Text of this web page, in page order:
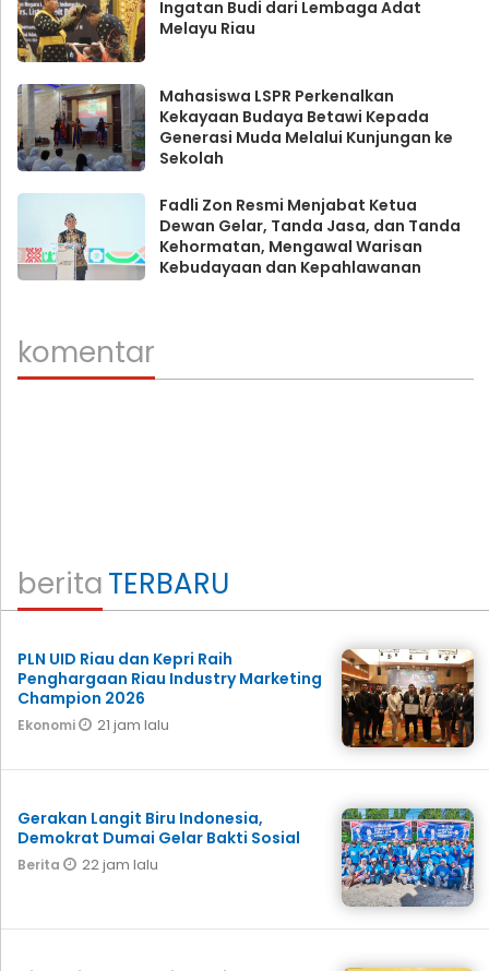
Ingatan Budi dari Lembaga Adat
Melayu Riau
Mahasiswa LSPR Perkenalkan
Kekayaan Budaya Betawi Kepada
Generasi Muda Melalui Kunjungan ke
Sekolah
Fadli Zon Resmi Menjabat Ketua
Dewan Gelar, Tanda Jasa, dan Tanda
Kehormatan, Mengawal Warisan
Kebudayaan dan Kepahlawanan
komentar
beritaTERBARU
PLN UID Riau dan Kepri Raih
Penghargaan Riau Industry Marketing
Champion 2026
Ekonomi 21 jam lalu
Gerakan Langit Biru Indonesia,
Demokrat Dumai Gelar Bakti Sosial
Berita 22 jam lalu